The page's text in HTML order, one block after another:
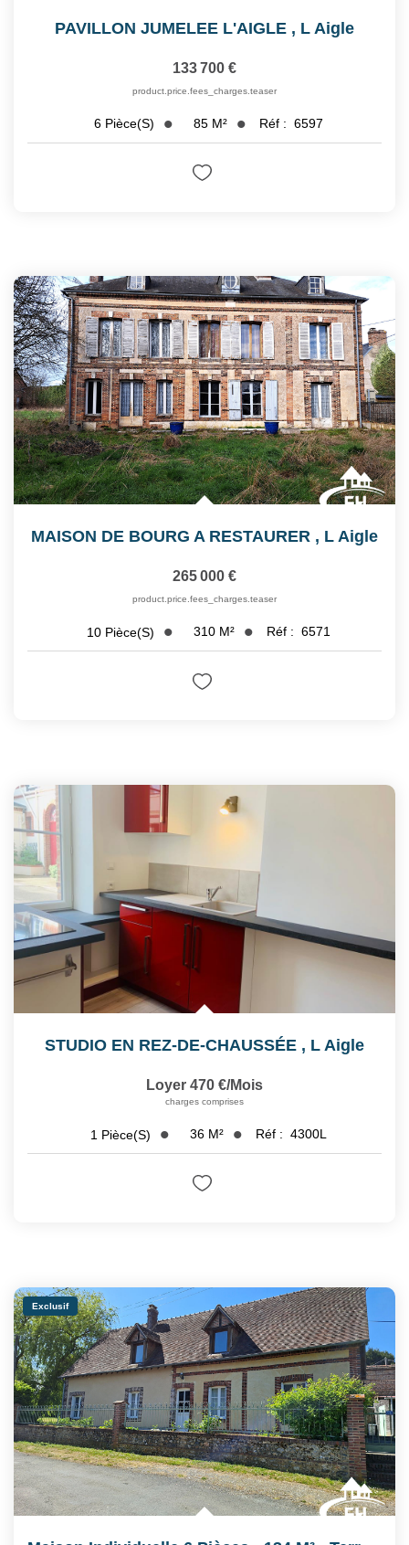
PAVILLON JUMELEE L'AIGLE , L Aigle
133 700 €
product.price.fees_charges.teaser
6 Pièce(s) 85 M² Réf : 6597
MAISON DE BOURG A RESTAURER , L Aigle
265 000 €
product.price.fees_charges.teaser
10 Pièce(s) 310 M² Réf : 6571
STUDIO EN REZ-DE-CHAUSSÉE , L Aigle
Loyer 470 €/mois
charges comprises
1 Pièce(s) 36 M² Réf : 4300L
Exclusif